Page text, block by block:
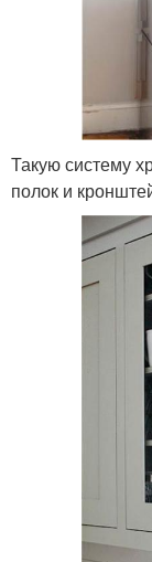
Такую систему
полок и